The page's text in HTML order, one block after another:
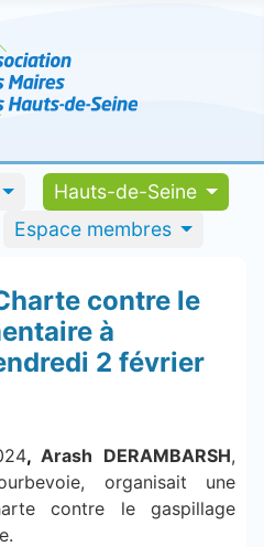
Hauts-de-Seine
Espace membres
contre le
à
2 février
,Arash DERAMBARSH,
organisait une
contre le gaspillage